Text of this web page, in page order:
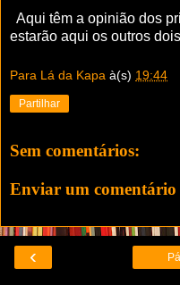
Aqui têm a opinião dos
estarão aqui os outros
Para Lá da Kapa à(s) 19:44
Partilhar
Sem comentários:
Enviar um comentário
‹